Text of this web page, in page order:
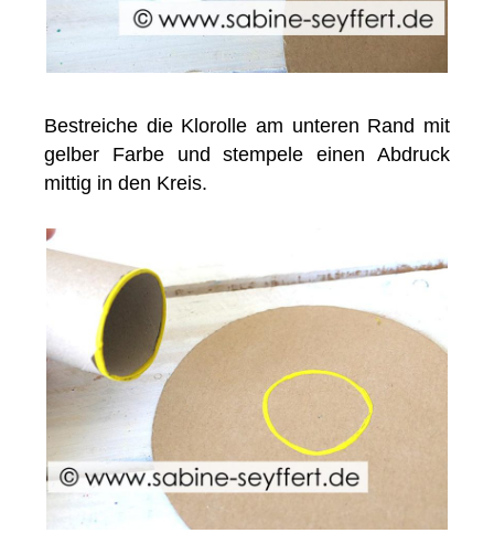
Bestreiche die Klorolle am unteren Rand mit
gelber Farbe und stempele einen Abdruck
mittig in den Kreis.